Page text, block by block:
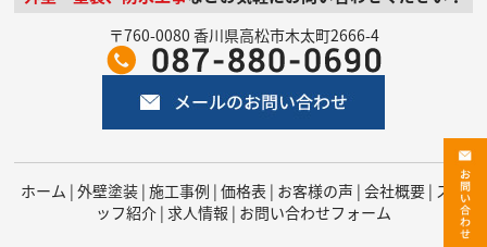
〒760-0080 香川県高松市木太町2666-4
ホーム | 外壁塗装 | 施工事例 | 価格表 | お客様の声 | 会社概要 | スタ
ッフ紹介 | 求人情報 | お問い合わせフォーム